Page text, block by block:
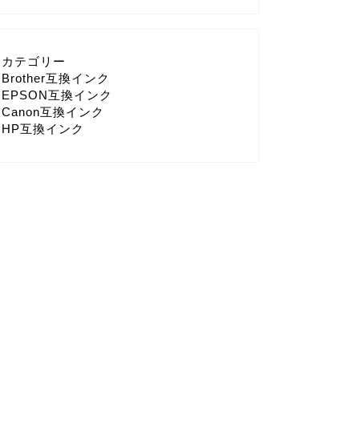
カテゴリー
Brother互換インク
EPSON互換インク
Canon互換インク
HP互換インク